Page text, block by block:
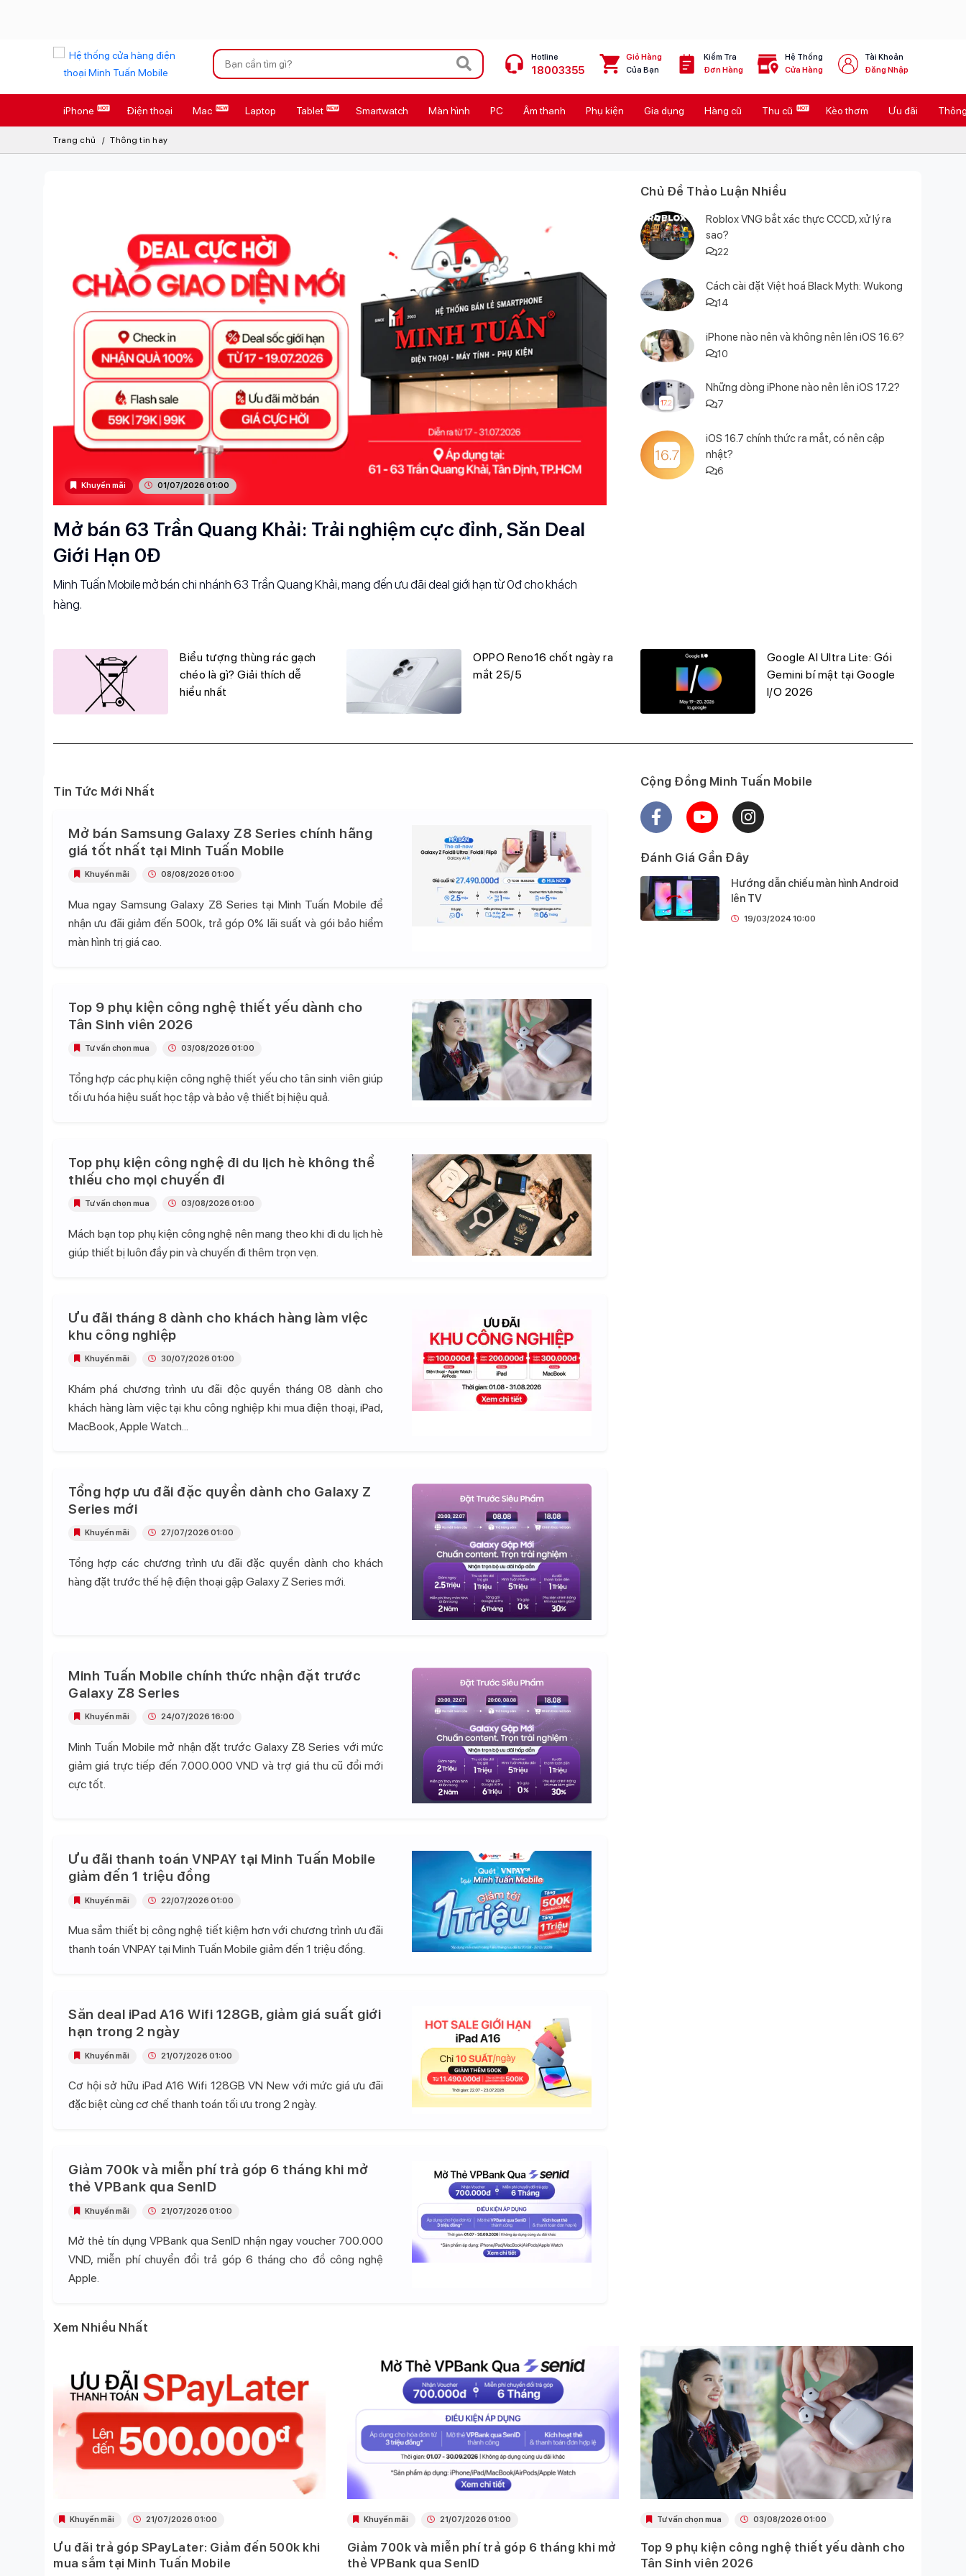
Xu hướng tìm kiếm
iPhone 17 Pro Max
AirTag 2 Mới Galaxy Z8 Series
Osmo Pocket 4 Ốp lưng Apple
Loa Marshall Cốc sạc Apple
Hotline
18003355
Giỏ Hàng
Của Bạn
Kiểm Tra
Đơn Hàng
Hệ Thống
Cửa Hàng
Tài Khoản
Đăng Nhập
iPhone Điện thoại Mac Laptop Tablet Smartwatch Màn hình PC Âm thanh Phụ kiện Gia dụng Hàng cũ Thu cũ Kèo thơm Ưu đãi
Trang chủ Thông tin hay
Khuyến mãi 01/07/2026 01:00
Mở bán 63 Trần Quang Khải: Trải nghiệm cực đỉnh, Săn Deal
Giới Hạn 0Đ
Minh Tuấn Mobile mở bán chi nhánh 63 Trần Quang Khải, mang đến ưu đãi deal giới hạn từ 0đ cho khách
hàng.
Chủ Đề Thảo Luận Nhiều
Roblox VNG bắt xác thực CCCD, xử lý ra
sao?
22
Cách cài đặt Việt hoá Black Myth: Wukong
14
iPhone nào nên và không nên lên iOS 16.6?
10
Những dòng iPhone nào nên lên iOS 17.2?
7
iOS 16.7 chính thức ra mắt, có nên cập
nhật?
6
Biểu tượng thùng rác gạch
chéo là gì? Giải thích dễ
hiểu nhất
OPPO Reno16 chốt ngày ra
mắt 25/5
Google AI Ultra Lite: Gói
Gemini bí mật tại Google
I/O 2026
Tin Tức Mới Nhất
Mở bán Samsung Galaxy Z8 Series chính hãng
giá tốt nhất tại Minh Tuấn Mobile
Mua ngay Samsung Galaxy Z8 Series tại Minh Tuấn Mobile để
nhận ưu đãi giảm đến 500k, trả góp 0% lãi suất và gói bảo hiểm
màn hình trị giá cao.
Khuyến mãi 08/08/2026 01:00
Top 9 phụ kiện công nghệ thiết yếu dành cho
Tân Sinh viên 2026
Tổng hợp các phụ kiện công nghệ thiết yếu cho tân sinh viên giúp
tối ưu hóa hiệu suất học tập và bảo vệ thiết bị hiệu quả.
Tư vấn chọn mua 03/08/2026 01:00
Top phụ kiện công nghệ đi du lịch hè không thể
thiếu cho mọi chuyến đi
Mách bạn top phụ kiện công nghệ nên mang theo khi đi du lịch hè
giúp thiết bị luôn đầy pin và chuyến đi thêm trọn vẹn.
Tư vấn chọn mua 03/08/2026 01:00
Ưu đãi tháng 8 dành cho khách hàng làm việc
khu công nghiệp
Khám phá chương trình ưu đãi độc quyền tháng 08 dành cho
khách hàng làm việc tại khu công nghiệp khi mua điện thoại, iPad,
MacBook, Apple Watch...
Khuyến mãi 30/07/2026 01:00
Tổng hợp ưu đãi đặc quyền dành cho Galaxy Z
Series mới
Tổng hợp các chương trình ưu đãi đặc quyền dành cho khách
hàng đặt trước thế hệ điện thoại gập Galaxy Z Series mới.
Khuyến mãi 27/07/2026 01:00
Minh Tuấn Mobile chính thức nhận đặt trước
Galaxy Z8 Series
Minh Tuấn Mobile mở nhận đặt trước Galaxy Z8 Series với mức
giảm giá trực tiếp đến 7.000.000 VND và trợ giá thu cũ đổi mới
cực tốt.
Khuyến mãi 24/07/2026 16:00
Ưu đãi thanh toán VNPAY tại Minh Tuấn Mobile
giảm đến 1 triệu đồng
Mua sắm thiết bị công nghệ tiết kiệm hơn với chương trình ưu đãi
thanh toán VNPAY tại Minh Tuấn Mobile giảm đến 1 triệu đồng.
Khuyến mãi 22/07/2026 01:00
Săn deal iPad A16 Wifi 128GB, giảm giá suất giới
hạn trong 2 ngày
Cơ hội sở hữu iPad A16 Wifi 128GB VN New với mức giá ưu đãi
đặc biệt cùng cơ chế thanh toán tối ưu trong 2 ngày.
Khuyến mãi 21/07/2026 01:00
Giảm 700k và miễn phí trả góp 6 tháng khi mở
thẻ VPBank qua SenID
Mở thẻ tín dụng VPBank qua SenID nhận ngay voucher 700.000
VND, miễn phí chuyển đổi trả góp 6 tháng cho đồ công nghệ
Apple.
Khuyến mãi 21/07/2026 01:00
Cộng Đồng Minh Tuấn Mobile
Đánh Giá Gần Đây
19/03/2024 10:00
Hướng dẫn chiếu màn hình Android
lên TV
Xem Nhiều Nhất
Khuyến mãi 21/07/2026 01:00
Ưu đãi trả góp SPayLater: Giảm đến 500k khi
mua sắm tại Minh Tuấn Mobile
Khuyến mãi 21/07/2026 01:00
Giảm 700k và miễn phí trả góp 6 tháng khi mở
thẻ VPBank qua SenID
Tư vấn chọn mua 03/08/2026 01:00
Top 9 phụ kiện công nghệ thiết yếu dành cho
Tân Sinh viên 2026